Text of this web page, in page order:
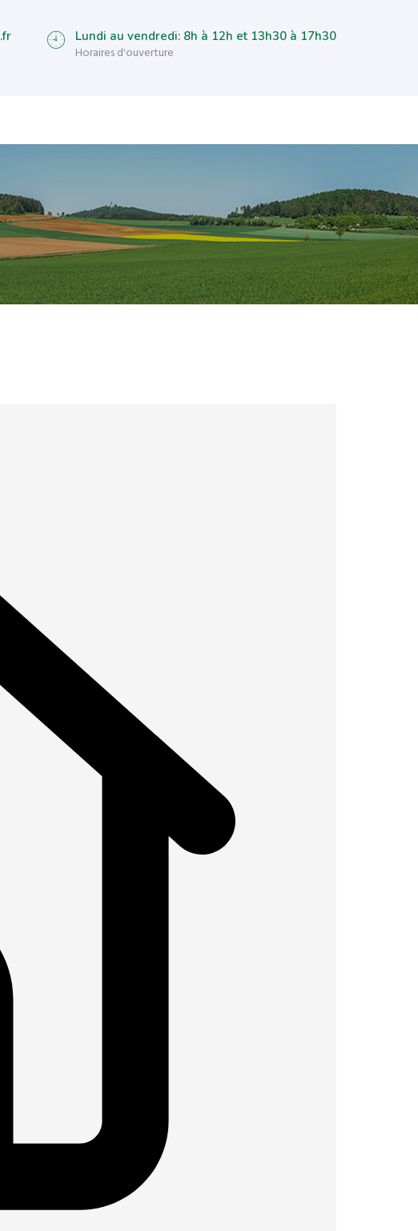
Lundi au vendredi: 8h à 12h et 13h30 à 17h30
Horaires d'ouverture